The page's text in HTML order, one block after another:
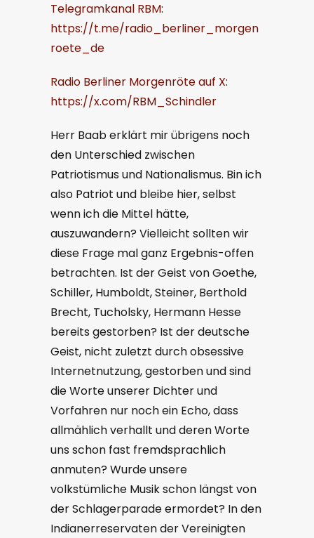
Telegramkanal RBM:
https://t.me/radio_berliner_morgen
roete_de
Radio Berliner Morgenröte auf X:
https://x.com/RBM_Schindler
Herr Baab erklärt mir übrigens noch
den Unterschied zwischen
Patriotismus und Nationalismus. Bin ich
also Patriot und bleibe hier, selbst
wenn ich die Mittel hätte,
auszuwandern? Vielleicht sollten wir
diese Frage mal ganz Ergebnis-offen
betrachten. Ist der Geist von Goethe,
Schiller, Humboldt, Steiner, Berthold
Brecht, Tucholsky, Hermann Hesse
bereits gestorben? Ist der deutsche
Geist, nicht zuletzt durch obsessive
Internetnutzung, gestorben und sind
die Worte unserer Dichter und
Vorfahren nur noch ein Echo, dass
allmählich verhallt und deren Worte
uns schon fast fremdsprachlich
anmuten? Wurde unsere
volkstümliche Musik schon längst von
der Schlagerparade ermordet? In den
Indianerreservaten der Vereinigten